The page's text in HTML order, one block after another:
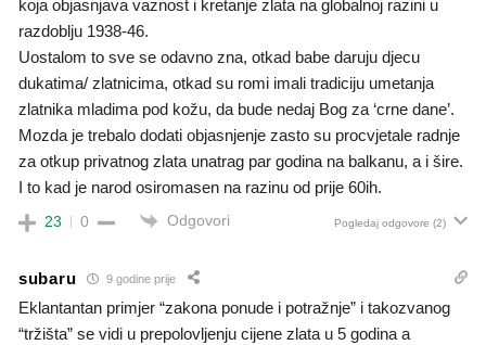
koja objasnjava vaznost i kretanje zlata na globalnoj razini u
razdoblju 1938-46.
Uostalom to sve se odavno zna, otkad babe daruju djecu
dukatima/ zlatnicima, otkad su romi imali tradiciju umetanja
zlatnika mladima pod kožu, da bude nedaj Bog za ‘crne dane’.
Mozda je trebalo dodati objasnjenje zasto su procvjetale radnje
za otkup privatnog zlata unatrag par godina na balkanu, a i šire.
I to kad je narod osiromasen na razinu od prije 60ih.
23 0 Odgovori Pogledaj odgovore (2)
subaru 9 godine prije
Eklantantan primjer “zakona ponude i potražnje” i takozvanog
“tržišta” se vidi u prepolovljenju cijene zlata u 5 godina a